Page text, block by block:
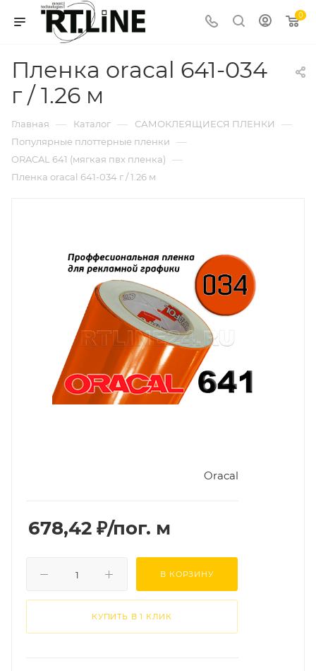
0
Пленка oracal 641-034
г / 1.26 м
Главная — Каталог — САМОКЛЕЯЩИЕСЯ ПЛЕНКИ —
Популярные плоттерные пленки —
ORACAL 641 (мягкая пвх пленка) —
Пленка oracal 641-034 г / 1.26 м
Oracal
678,42 ₽/пог. м
В КОРЗИНУ
КУПИТЬ В 1 КЛИК